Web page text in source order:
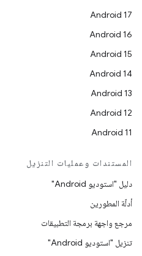
Android 17
Android 16
Android 15
Android 14
Android 13
Android 12
Android 11
المستندات وعمليات التنزيل
دليل "استوديو Android"
أدلّة المطورين
مرجع واجهة برمجة التطبيقات
تنزيل "استوديو Android"